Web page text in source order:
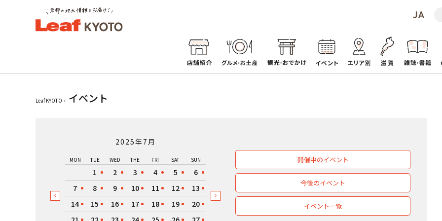
Leaf KYOTO イベント
2025年7月
MON TUE WED THE FRI SAT SUN
1 2 3 4 5
6
7
8 9 10 11 12
13
14
15 16 17 18 19
20
開催中のイベント
今後のイベント
イベント一覧